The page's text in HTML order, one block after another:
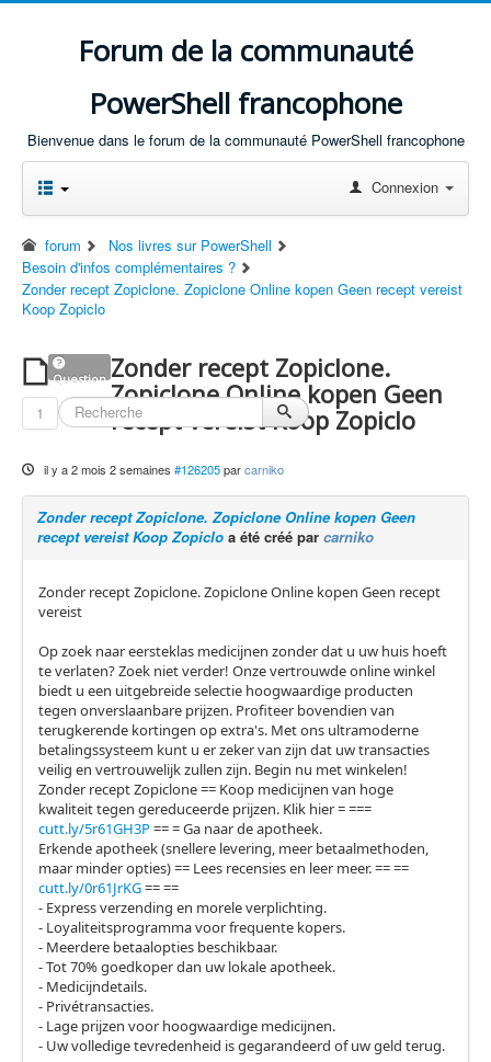
Forum de la communauté
PowerShell francophone
Bienvenue dans le forum de la communauté PowerShell francophone
Connexion
forum
Nos livres sur PowerShell
Besoin d'infos complémentaires ?
Zonder recept Zopiclone. Zopiclone Online kopen Geen recept vereist
Koop Zopiclo
Question Zonder recept Zopiclone.
Zopiclone Online kopen Geen
recept vereist Koop Zopiclo
1
il y a 2 mois 2 semaines #126205 parcarniko
Zonder recept Zopiclone. Zopiclone Online kopen Geen
recept vereist Koop Zopiclo a été créé par carniko
Zonder recept Zopiclone. Zopiclone Online kopen Geen recept
vereist
Op zoek naar eersteklas medicijnen zonder dat u uw huis hoeft
te verlaten? Zoek niet verder! Onze vertrouwde online winkel
biedt u een uitgebreide selectie hoogwaardige producten
tegen onverslaanbare prijzen. Profiteer bovendien van
terugkerende kortingen op extra's. Met ons ultramoderne
betalingssysteem kunt u er zeker van zijn dat uw transacties
veilig en vertrouwelijk zullen zijn. Begin nu met winkelen!
Zonder recept Zopiclone == Koop medicijnen van hoge
kwaliteit tegen gereduceerde prijzen. Klik hier = ===
cutt.ly/5r61GH3P== = Ga naar de apotheek.
Erkende apotheek (snellere levering, meer betaalmethoden,
maar minder opties) == Lees recensies en leer meer. == ==
cutt.ly/0r61JrKG== ==
- Express verzending en morele verplichting.
- Loyaliteitsprogramma voor frequente kopers.
- Meerdere betaalopties beschikbaar.
- Tot 70% goedkoper dan uw lokale apotheek.
- Medicijndetails.
- Privétransacties.
- Lage prijzen voor hoogwaardige medicijnen.
- Uw volledige tevredenheid is gegarandeerd of uw geld terug.